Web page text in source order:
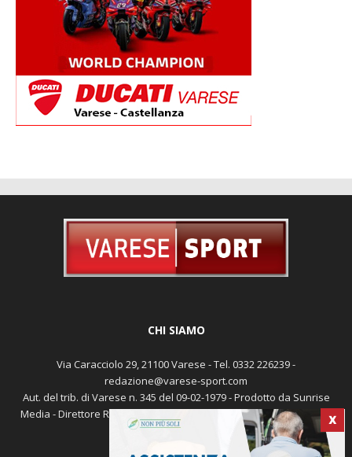
X
CHI SIAMO
Via Caracciolo 29, 21100 Varese - Tel. 0332 226239 -
redazione@varese-sport.com
Aut. del trib. di Varese n. 345 del 09-02-1979 - Prodotto da Sunrise
Media - Direttore Responsabile: Michele Marocco -Cookie policy
Pubblicità